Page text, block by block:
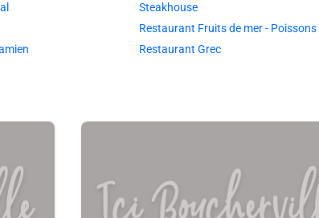
Steakhouse
Restaurant Fruits de mer - Poissons
Restaurant Grec